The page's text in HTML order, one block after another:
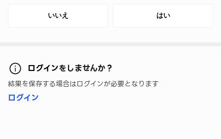
いいえ はい
ログインをしませんか？
結果を保存する場合はログインが必要となります
ログイン